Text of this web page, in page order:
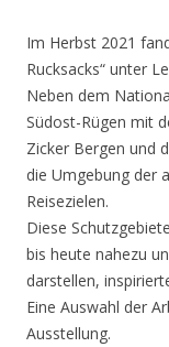
Im Herbst 2021
Rucksacks“ unter
Neben dem
Südost-Rügen mit
Zicker Bergen und
die Umgebung der
Reisezielen.
Diese
bis heute nahezu
darstellen,
Eine Auswahl der
Ausstellung.